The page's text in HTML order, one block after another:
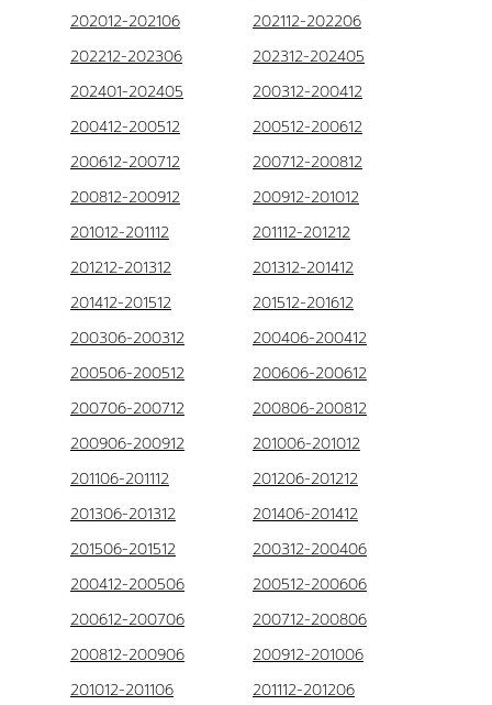
202012-202106
202112-202206
202212-202306
202312-202405
202401-202405
200312-200412
200412-200512
200512-200612
200612-200712
200712-200812
200812-200912
200912-201012
201012-201112
201112-201212
201212-201312
201312-201412
201412-201512
201512-201612
200306-200312
200406-200412
200506-200512
200606-200612
200706-200712
200806-200812
200906-200912
201006-201012
201106-201112
201206-201212
201306-201312
201406-201412
201506-201512
200312-200406
200412-200506
200512-200606
200612-200706
200712-200806
200812-200906
200912-201006
201012-201106
201112-201206